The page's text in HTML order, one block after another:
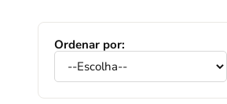
Ordenar por: